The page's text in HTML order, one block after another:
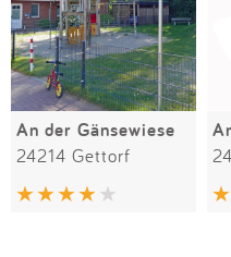
An der Gänsewiese
24214 Gettorf